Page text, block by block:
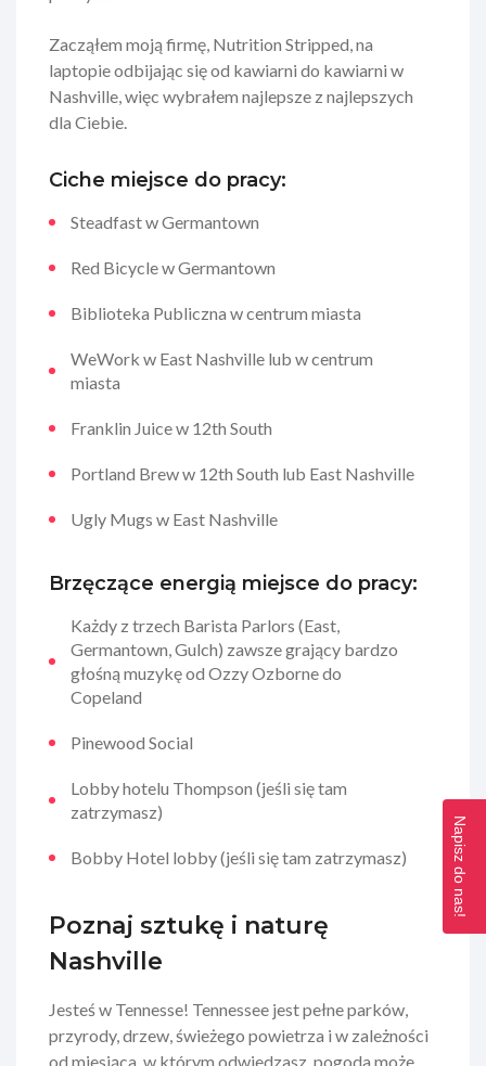
Zacząłem moją firmę, Nutrition Stripped, na
laptopie odbijając się od kawiarni do kawiarni w
Nashville, więc wybrałem najlepsze z najlepszych
dla Ciebie.
Ciche miejsce do pracy:
Steadfast w Germantown
Red Bicycle w Germantown
Biblioteka Publiczna w centrum miasta
WeWork w East Nashville lub w centrum
miasta
Franklin Juice w 12th South
Portland Brew w 12th South lub East Nashville
Ugly Mugs w East Nashville
Brzęczące energią miejsce do pracy:
Każdy z trzech Barista Parlors (East,
Germantown, Gulch) zawsze grający bardzo
głośną muzykę od Ozzy Ozborne do
Copeland
Pinewood Social
Lobby hotelu Thompson (jeśli się tam
zatrzymasz)
Bobby Hotel lobby (jeśli się tam zatrzymasz)
Poznaj sztukę i naturę
Nashville
Jesteś w Tennesse! Tennessee jest pełne parków,
przyrody, drzew, świeżego powietrza i w zależności
od miesiąca, w którym odwiedzasz, pogoda może
Napisz do nas!